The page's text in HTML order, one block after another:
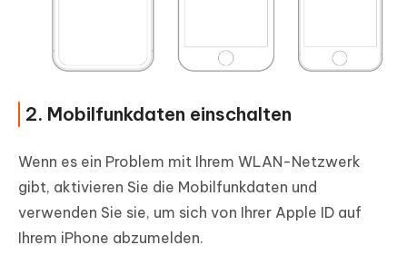
2. Mobilfunkdaten einschalten
Wenn es ein Problem mit Ihrem WLAN-Netzwerk
gibt, aktivieren Sie die Mobilfunkdaten und
verwenden Sie sie, um sich von Ihrer Apple ID auf
Ihrem iPhone abzumelden.